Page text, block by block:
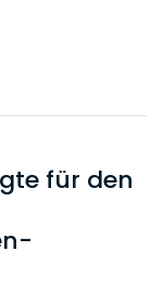
für den